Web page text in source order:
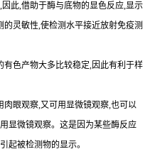
此,借助于酶与底物的显色反应,显示
灵敏性,使检测水平接近放射免疫测
有色产物大多比较稳定,因此有利于样
眼观察,又可用显微镜观察,也可以
显微镜观察。这是因为某些酶反应
起被检测物的显示。